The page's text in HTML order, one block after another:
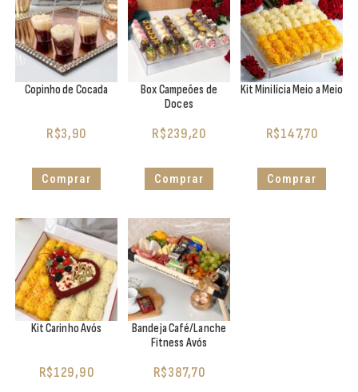
Copinho de Cocada
R$3,90
Comprar
Box Campeões de
Doces
R$239,20
Comprar
Kit Minilícia Meio a Meio
R$147,70
Comprar
Kit Carinho Avós
R$129,90
Bandeja Café/Lanche
Fitness Avós
R$387,70